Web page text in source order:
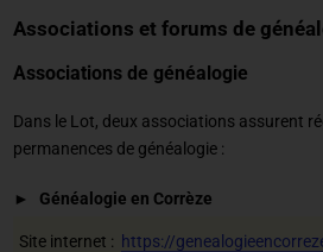
Associations et forums de
Associations de généalogie
Dans le Lot, deux associations assurent
permanences de généalogie :
Généalogie en Corrèze
Site internet : https://